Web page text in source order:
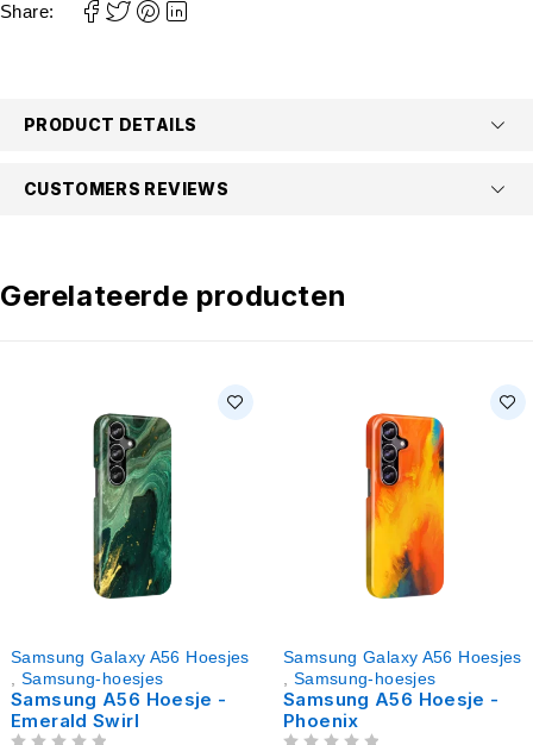
Share:
PRODUCT DETAILS
CUSTOMERS REVIEWS
Gerelateerde producten
Samsung Galaxy A56 Hoesjes
, Samsung-hoesjes
Samsung A56 Hoesje -
Emerald Swirl
Samsung Galaxy A56 Hoesjes
, Samsung-hoesjes
Samsung A56 Hoesje -
Phoenix